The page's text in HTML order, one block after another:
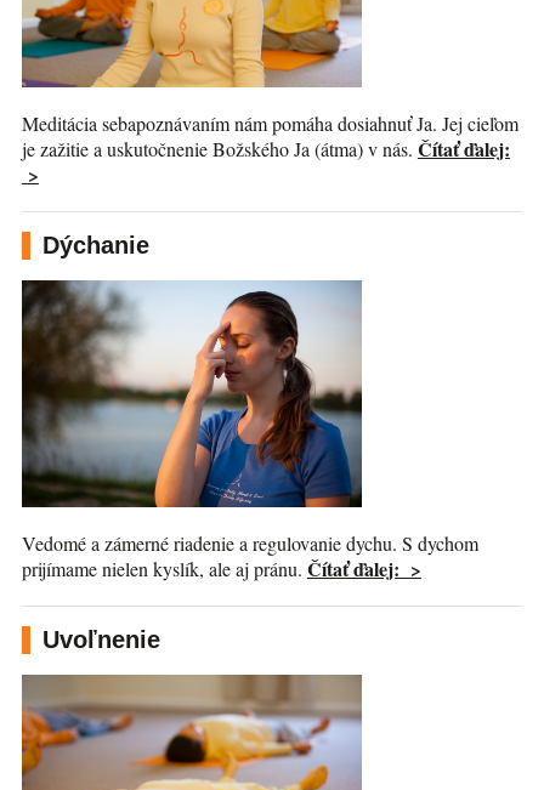
Meditácia sebapoznávaním nám pomáha dosiahnuť Ja. Jej cieľom
je zažitie a uskutočnenie Božského Ja (átma) v nás. Čítať ďalej:
>
Dýchanie
Vedomé a zámerné riadenie a regulovanie dychu. S dychom
prijímame nielen kyslík, ale aj pránu. Čítať ďalej: >
Uvoľnenie